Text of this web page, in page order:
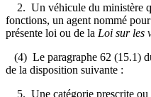
2. Un véhicule du ministère
fonctions, un agent nommé
présente loi ou de la Loi sur les
(4) Le paragraphe 62 (15.1)
de la disposition suivante :
5. Une catégorie prescrite ou